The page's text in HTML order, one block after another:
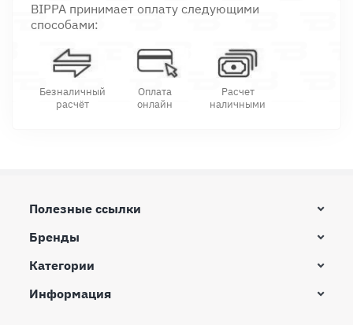
BIPPA принимает оплату следующими
способами:
Безналичный
расчёт
Оплата
онлайн
Расчет
наличными
Полезные ссылки
Бренды
Категории
Информация